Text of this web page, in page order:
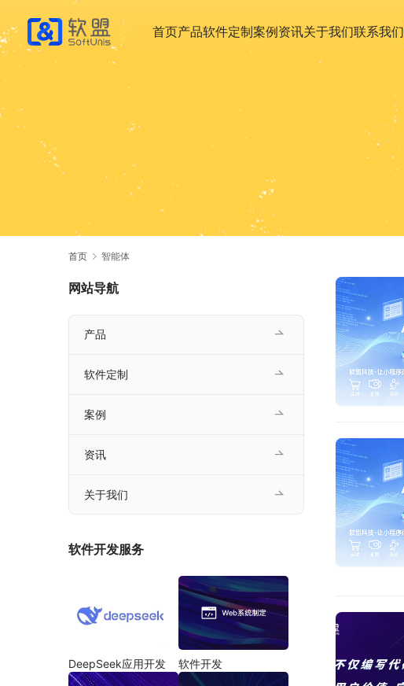
首页产品软件定制案例资讯关于我们联系我们
首页 智能体
网站导航
产品
软件定制
案例
资讯
关于我们
软件开发服务
DeepSeek应用开发 软件开发